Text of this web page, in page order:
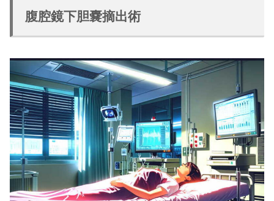
腹腔鏡下胆嚢摘出術